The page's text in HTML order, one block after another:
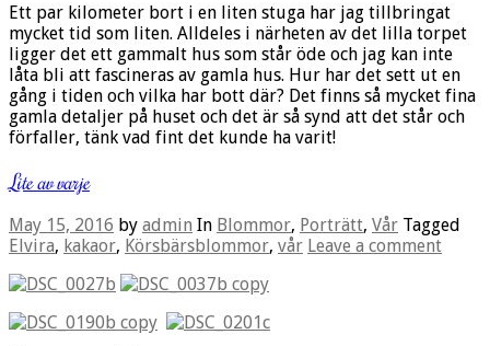
Ett par kilometer bort i en liten stuga har jag tillbringat
mycket tid som liten. Alldeles i närheten av det lilla torpet
ligger det ett gammalt hus som står öde och jag kan inte
låta bli att fascineras av gamla hus. Hur har det sett ut en
gång i tiden och vilka har bott där? Det finns så mycket fina
gamla detaljer på huset och det är så synd att det står och
förfaller, tänk vad fint det kunde ha varit!
Lite av varje
May 15, 2016 by admin In Blommor, Porträtt, Vår Tagged
Elvira, kakaor, Körsbärsblommor, vår Leave a comment